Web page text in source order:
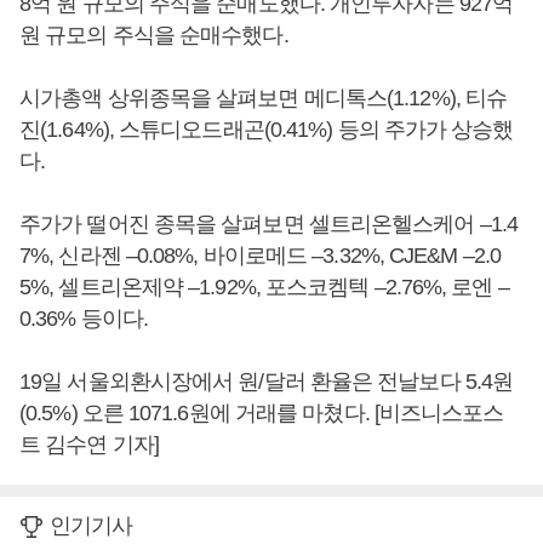
원 규모의 주식을 순매수했다.
시가총액 상위종목을 살펴보면 메디톡스(1.12%), 티슈
진(1.64%), 스튜디오드래곤(0.41%) 등의 주가가 상승했
다.
주가가 떨어진 종목을 살펴보면 셀트리온헬스케어 –1.4
7%, 신라젠 –0.08%, 바이로메드 –3.32%, CJE&M –2.0
5%, 셀트리온제약 –1.92%, 포스코켐텍 –2.76%, 로엔 –
0.36% 등이다.
19일 서울외환시장에서 원/달러 환율은 전날보다 5.4원
(0.5%) 오른 1071.6원에 거래를 마쳤다. [비즈니스포스
트 김수연 기자]
인기기사